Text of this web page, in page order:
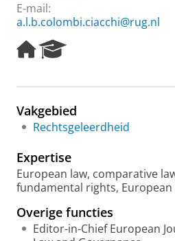
E-mail:
a.l.b.colombi.ciacchi@rug.nl
H
o
e
a
g
e
r
c
P
o
r
a
l
Vakgebied
Rechtsgeleerdheid
Expertise
European law, comparative
fundamental rights,
Overige functies
Editor-in-Chief European